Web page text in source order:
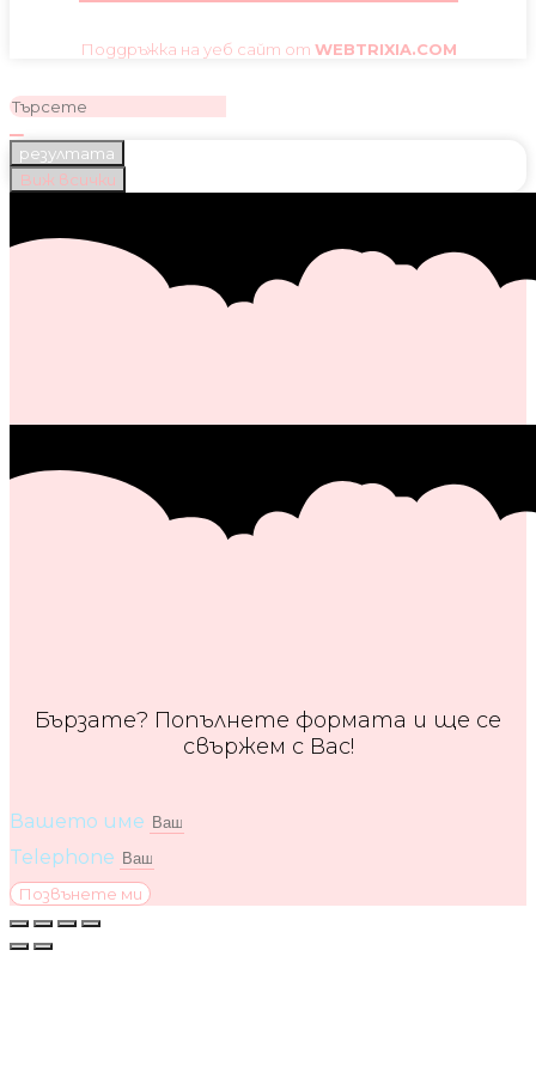
Поддръжка на уеб сайт от WEBTRIXIA.COM
резултата
Виж всички
Бързате? Попълнете формата и ще се
свържем с Вас!
Вашето име
Telephone
Позвънете ми